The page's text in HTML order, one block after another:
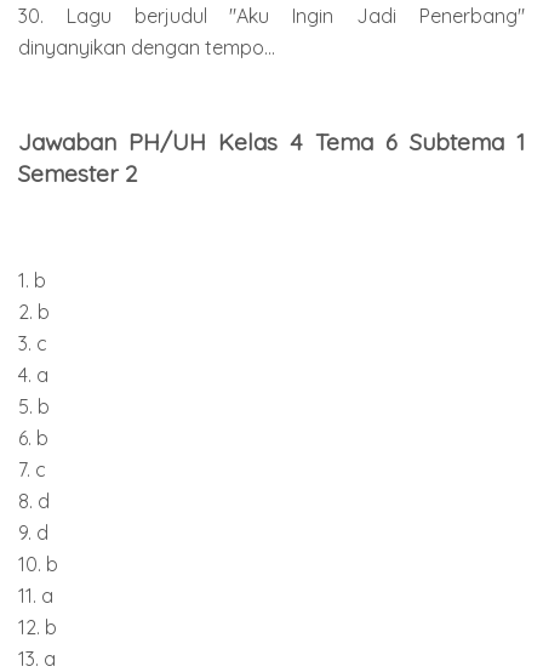
30. Lagu berjudul "Aku Ingin Jadi Penerbang"
dinyanyikan dengan tempo...
Jawaban PH/UH Kelas 4 Tema 6 Subtema 1
Semester 2
1. b
2. b
3. c
4. a
5. b
6. b
7. c
8. d
9. d
10. b
11. a
12. b
13. a